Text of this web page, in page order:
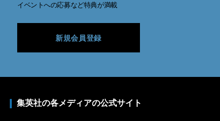
イベントへの応募など特典が満載
新規会員登録
集英社の各メディアの公式サイト